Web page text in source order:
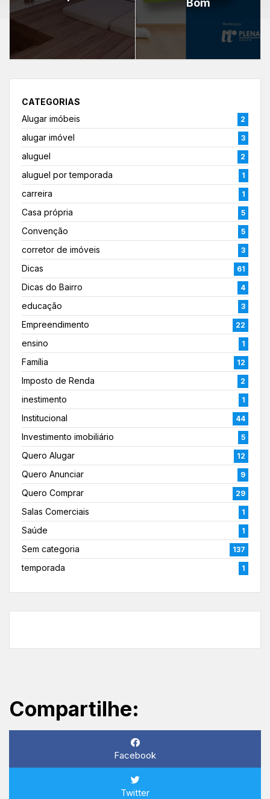
Bom
CATEGORIAS
Alugar imóbeis
2
alugar imóvel 3
aluguel 2
aluguel por temporada 1
carreira 1
Casa própria 5
Convenção 5
corretor de imóveis 3
Dicas 61
Dicas do Bairro 4
educação 3
Empreendimento 22
ensino 1
Família 12
Imposto de Renda 2
inestimento 1
Institucional 44
Investimento imobiliário 5
Quero Alugar 12
Quero Anunciar 9
Quero Comprar 29
Salas Comerciais 1
Saúde 1
Sem categoria 137
temporada 1
Compartilhe:
Facebook
Twitter